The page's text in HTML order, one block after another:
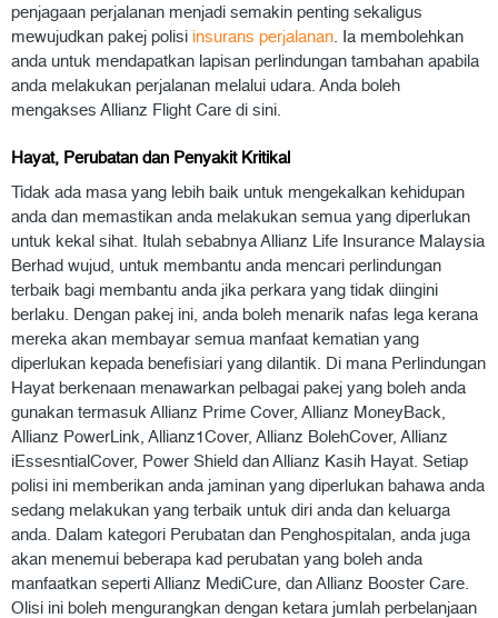
penjagaan perjalanan menjadi semakin penting sekaligus
mewujudkan pakej polisi insurans perjalanan . Ia membolehkan
anda untuk mendapatkan lapisan perlindungan tambahan apabila
anda melakukan perjalanan melalui udara. Anda boleh
mengakses Allianz Flight Care di sini.
Hayat, Perubatan dan Penyakit Kritikal
Tidak ada masa yang lebih baik untuk mengekalkan kehidupan
anda dan memastikan anda melakukan semua yang diperlukan
untuk kekal sihat. Itulah sebabnya Allianz Life Insurance Malaysia
Berhad wujud, untuk membantu anda mencari perlindungan
terbaik bagi membantu anda jika perkara yang tidak diingini
berlaku. Dengan pakej ini, anda boleh menarik nafas lega kerana
mereka akan membayar semua manfaat kematian yang
diperlukan kepada benefisiari yang dilantik. Di mana Perlindungan
Hayat berkenaan menawarkan pelbagai pakej yang boleh anda
gunakan termasuk Allianz Prime Cover, Allianz MoneyBack,
Allianz PowerLink, Allianz1Cover, Allianz BolehCover, Allianz
iEssesntialCover, Power Shield dan Allianz Kasih Hayat. Setiap
polisi ini memberikan anda jaminan yang diperlukan bahawa anda
sedang melakukan yang terbaik untuk diri anda dan keluarga
anda. Dalam kategori Perubatan dan Penghospitalan, anda juga
akan menemui beberapa kad perubatan yang boleh anda
manfaatkan seperti Allianz MediCure, dan Allianz Booster Care.
Olisi ini boleh mengurangkan dengan ketara jumlah perbelanjaan